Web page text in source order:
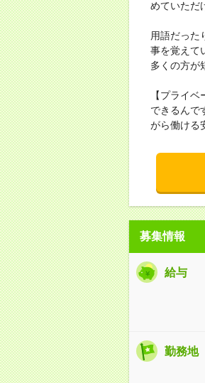
めていただ
用語だった
事を覚えて
多くの方が
【プライ
できるんで
がら働ける
募集情報
給与
勤務地